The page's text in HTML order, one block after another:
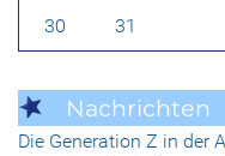
30 31
Nachrichten
Die Generation Z in der